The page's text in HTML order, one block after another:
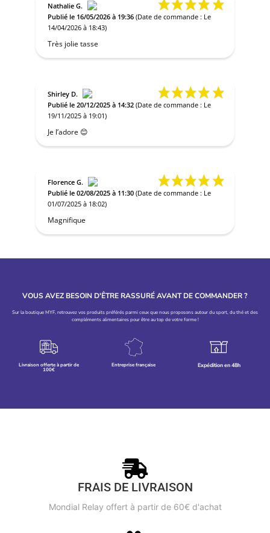
Nathalie G.
Publié le 16/05/2026 à 19:36(Date de commande : Le
14/04/2026 à 18:43)
Très jolie tasse
Shirley D.
Publié le 20/12/2025 à 14:32(Date de commande : Le
19/11/2025 à 19:01)
Je l’adore 😊
Florence G.
Publié le 02/08/2025 à 11:30(Date de commande : Le
01/07/2025 à 18:02)
Magnifique
VOUS AVEZ BESOIN D'ÊTRE RASSURÉ AVANT DE COMMANDER ?
Sur la boutique MYF, retrouvez vos produits préférés parmi ceux que nous proposons autour du sport, du thé et des
compléments alimentaires pour être au top de votre forme !
Livraison offerte à partir de
100€
Entreprise française Expédition en 48h
FRAIS DE LIVRAISON
Mondial Relay offert à partir de 60€ d'achat